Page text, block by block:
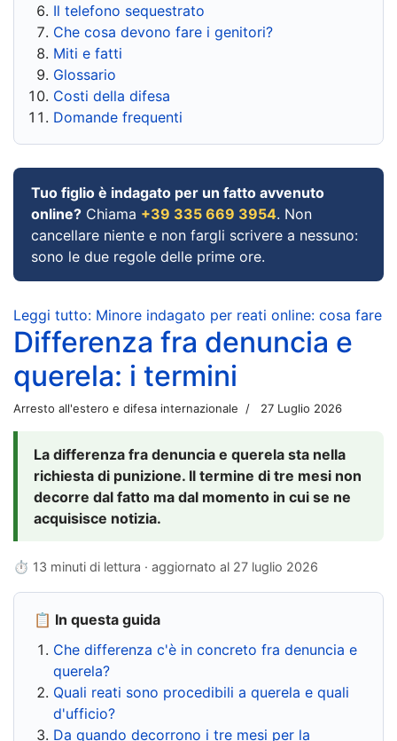
Il telefono sequestrato
Che cosa devono fare i genitori?
Miti e fatti
Glossario
Costi della difesa
Domande frequenti
Tuo figlio è indagato per un fatto avvenuto
online? Chiama +39 335 669 3954. Non
cancellare niente e non fargli scrivere a nessuno:
sono le due regole delle prime ore.
Leggi tutto: Minore indagato per reati online: cosa fare
Differenza fra denuncia e
querela: i termini
Arresto all'estero e difesa internazionale 27 Luglio 2026
La differenza fra denuncia e querela sta nella
richiesta di punizione. Il termine di tre mesi non
decorre dal fatto ma dal momento in cui se ne
acquisisce notizia.
⏱ 13 minuti di lettura · aggiornato al 27 luglio 2026
📋 In questa guida
Che differenza c'è in concreto fra denuncia e
querela?
Quali reati sono procedibili a querela e quali
d'ufficio?
Da quando decorrono i tre mesi per la